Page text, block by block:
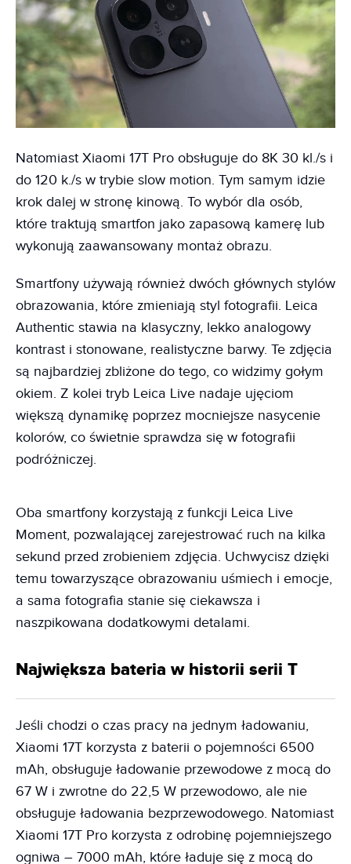
Natomiast Xiaomi 17T Pro obsługuje do 8K 30 kl./s i
do 120 k./s w trybie slow motion. Tym samym idzie
krok dalej w stronę kinową. To wybór dla osób,
które traktują smartfon jako zapasową kamerę lub
wykonują zaawansowany montaż obrazu.
Smartfony używają również dwóch głównych stylów
obrazowania, które zmieniają styl fotografii. Leica
Authentic stawia na klasyczny, lekko analogowy
kontrast i stonowane, realistyczne barwy. Te zdjęcia
są najbardziej zbliżone do tego, co widzimy gołym
okiem. Z kolei tryb Leica Live nadaje ujęciom
większą dynamikę poprzez mocniejsze nasycenie
kolorów, co świetnie sprawdza się w fotografii
podróżniczej.
Oba smartfony korzystają z funkcji Leica Live
Moment, pozwalającej zarejestrować ruch na kilka
sekund przed zrobieniem zdjęcia. Uchwycisz dzięki
temu towarzyszące obrazowaniu uśmiech i emocje,
a sama fotografia stanie się ciekawsza i
naszpikowana dodatkowymi detalami.
Największa bateria w historii serii T
Jeśli chodzi o czas pracy na jednym ładowaniu,
Xiaomi 17T korzysta z baterii o pojemności 6500
mAh, obsługuje ładowanie przewodowe z mocą do
67 W i zwrotne do 22,5 W przewodowo, ale nie
obsługuje ładowania bezprzewodowego. Natomiast
Xiaomi 17T Pro korzysta z odrobinę pojemniejszego
ogniwa – 7000 mAh, które ładuje się z mocą do